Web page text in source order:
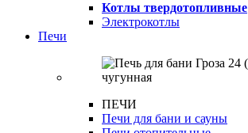
Котлы твердотопливные
Электрокотлы
Печи
ПЕЧИ
Печи для бани и сауны